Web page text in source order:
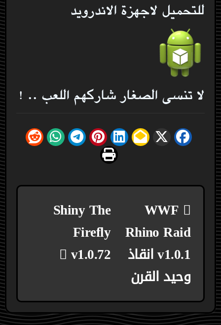
للتحميل لاجهزة الاندرويد
لا تنسى الصغار شاركهم اللعب .. !
تصفّح
المقالات
WWF
Rhino Raid
v1.0.1 انقاذ
وحيد القرن
Shiny The
Firefly
v1.0.72